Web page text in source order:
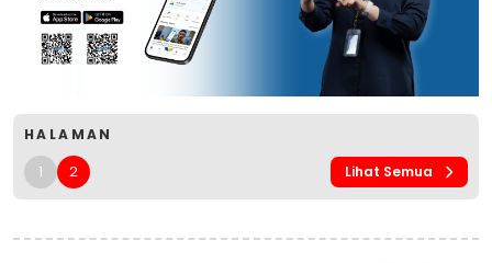
HALAMAN
1 2 Lihat Semua